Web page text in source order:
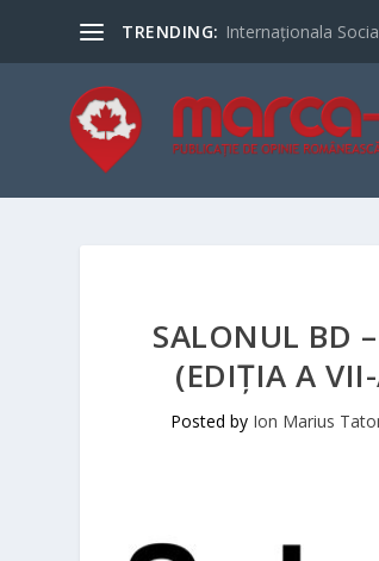
TRENDING: Internaționala
SALONUL BD
(EDIȚIA A
Posted by Ion Marius